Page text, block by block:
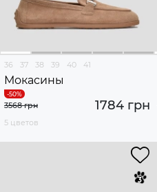
36 37 38 39 40 41
Мокасины
1784 грн
3568 грн
5 цветов